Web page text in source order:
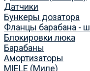
Датчики
Бункеры дозатора
Фланцы барабана -
Блокировки люка
Барабаны
Амортизаторы
MIELE (Миле)